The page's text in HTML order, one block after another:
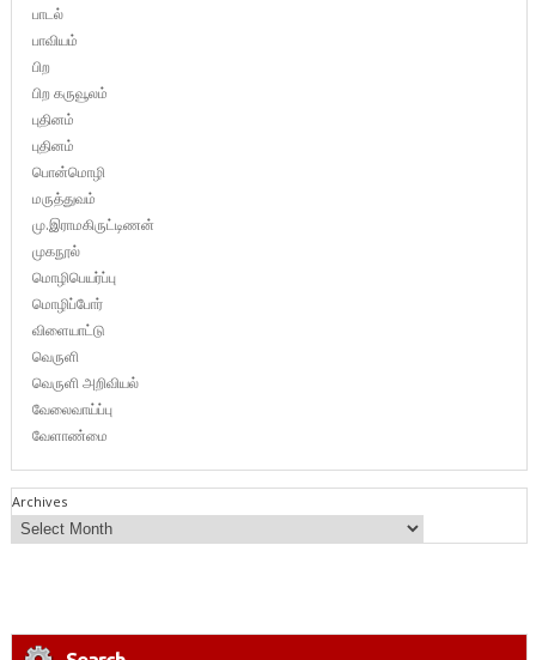
பாடல்
பாவியம்
பிற
பிற கருவூலம்
புதினம்
புதினம்
பொன்மொழி
மருத்துவம்
மு.இராமகிருட்டிணன்
முகநூல்
மொழிபெயர்ப்பு
மொழிப்போர்
விளையாட்டு
வெருளி
வெருளி அறிவியல்
வேலைவாய்ப்பு
வேளாண்மை
Archives